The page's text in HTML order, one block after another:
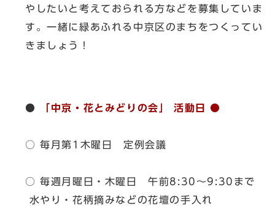
やしたいと考えておられる方などを募集していま
す。一緒に緑あふれる中京区のまちをつくってい
きましょう！
● 「中京・花とみどりの会」 活動日 ●
○ 毎月第1木曜日 定例会議
○ 毎週月曜日・木曜日 午前8:30～9:30まで
水やり・花柄摘みなどの花壇の手入れ